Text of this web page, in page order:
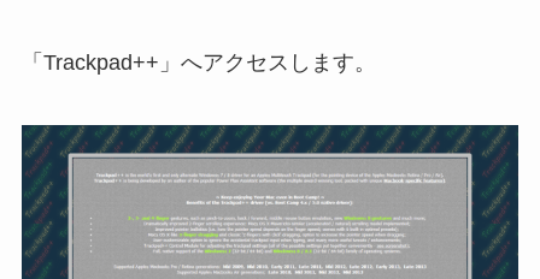
「Trackpad++」へアクセスします。